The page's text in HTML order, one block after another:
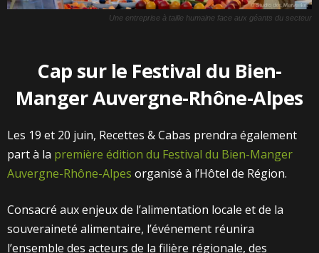
Une entreprise à taille humaine face aux géants du secteur
Cap sur le Festival du Bien-
Manger Auvergne-Rhône-Alpes
Les 19 et 20 juin, Recettes & Cabas prendra également
part à la première édition du Festival du Bien-Manger
Auvergne-Rhône-Alpes organisé à l’Hôtel de Région.
Consacré aux enjeux de l’alimentation locale et de la
souveraineté alimentaire, l’événement réunira
l’ensemble des acteurs de la filière régionale, des